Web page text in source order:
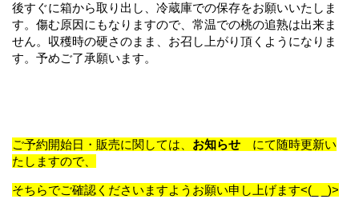
後すぐに箱から取り出し、冷蔵庫での保存をお願いいたしま
す。 傷む原因にもなりますので、常温での桃の追熟は出来ま
せん。 収穫時の硬さのまま、お召し上がり頂くようになりま
す。予めご了承願います。
ご予約開始日・販売に関しては、 お知らせ にて随時更新い
たしますので、
そちらでご確認くださいますようお願い申し上げます<(_ _)>